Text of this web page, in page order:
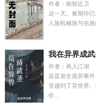
作者：南朝近卫
这一天。被期待
人族机械族与虫
我在异界成
作者：再入江湖
蓝星发生诡异事
穿越到了异世界
价...